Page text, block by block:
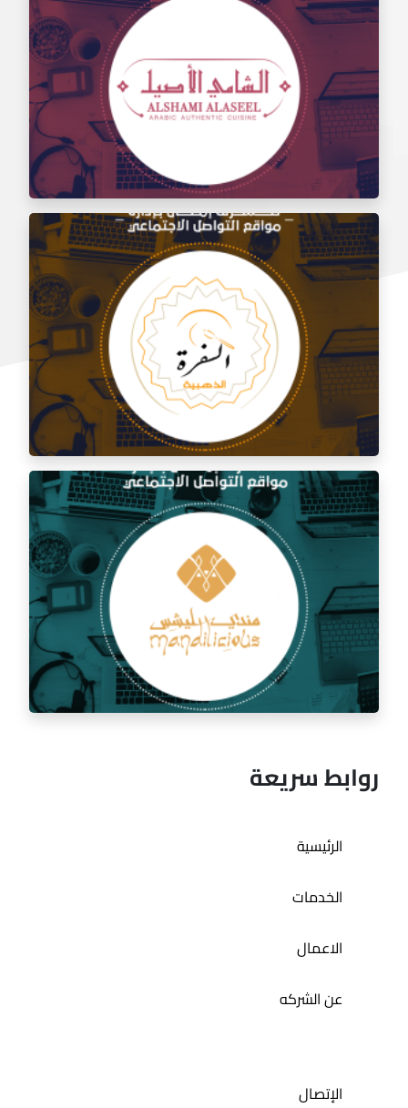
إدارة مواقع التواصل الاجتماعي لتذوق مطعم الشام
إدارة السوشيال ميديا لمطعم الشامي الأصيل
إدارة السوشيال ميديا لمطعم السفرة الذهبية
إدارة السوشيال ميديا لمطعم مندي ليشس
روابط سريعة
الرئيسية
الخدمات
الاعمال
عن الشركه
الإتصال